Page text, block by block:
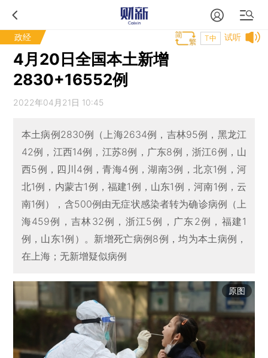
政经 试听
T中
4月20日全国本土新增
2830+16552例
2022年04月21日 10:45
本土病例2830例（上海2634例，吉林95例，黑龙江
42例，江西14例，江苏8例，广东8例，浙江6例，山
西5例，四川4例，青海4例，湖南3例，北京1例，河
北1例，内蒙古1例，福建1例，山东1例，河南1例，云
南1例），含500例由无症状感染者转为确诊病例（上
海459例，吉林32例，浙江5例，广东2例，福建1
例，山东1例）。新增死亡病例8例，均为本土病例，
在上海；无新增疑似病例
原图